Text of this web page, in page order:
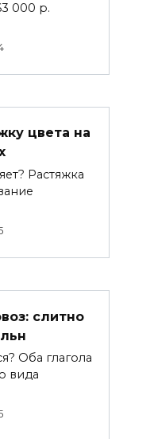
000 р.
цвета на
Растяжка
слитно
Оба глагола
вида